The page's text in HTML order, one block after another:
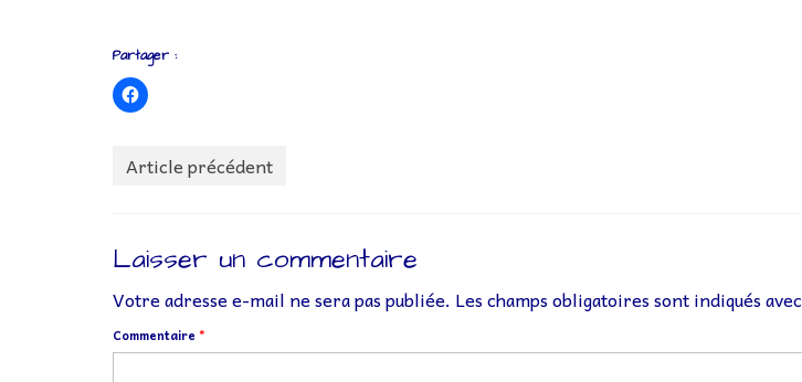
Partager :
Article précédent
Laisser un commentaire
Votre adresse e-mail ne sera pas publiée. Les champs obligatoires sont indiqués avec
Commentaire *